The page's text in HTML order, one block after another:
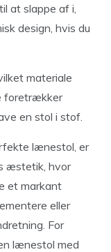
at slappe af i,
design, hvis du
materiale
foretrækker
en stol i stof.
lænestol, er
æstetik, hvor
et markant
eller
For
lænestol med